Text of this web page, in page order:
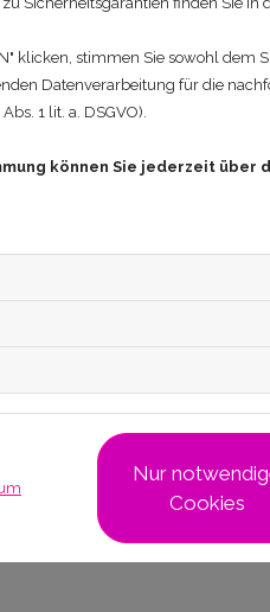
klicken, stimmen Sie sowohl
Datenverarbeitung für die
1 lit. a. DSGVO).
können Sie jederzeit
Nur
Cookies